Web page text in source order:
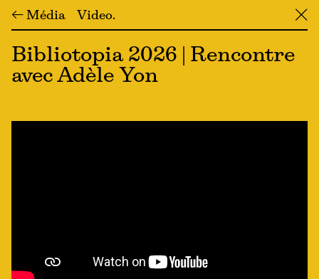
← Média Video ╳
Bibliotopia 2026 | Rencontre
avec Adèle Yon